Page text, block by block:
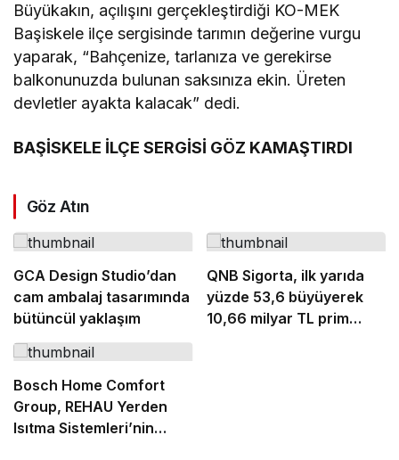
Büyükakın, açılışını gerçekleştirdiği KO-MEK
Başiskele ilçe sergisinde tarımın değerine vurgu
yaparak, “Bahçenize, tarlanıza ve gerekirse
balkonunuzda bulunan saksınıza ekin. Üreten
devletler ayakta kalacak” dedi.
BAŞİSKELE İLÇE SERGİSİ GÖZ KAMAŞTIRDI
Göz Atın
GCA Design Studio’dan
cam ambalaj tasarımında
bütüncül yaklaşım
QNB Sigorta, ilk yarıda
yüzde 53,6 büyüyerek
10,66 milyar TL prim
Bosch Home Comfort
Group, REHAU Yerden
Isıtma Sistemleri’nin